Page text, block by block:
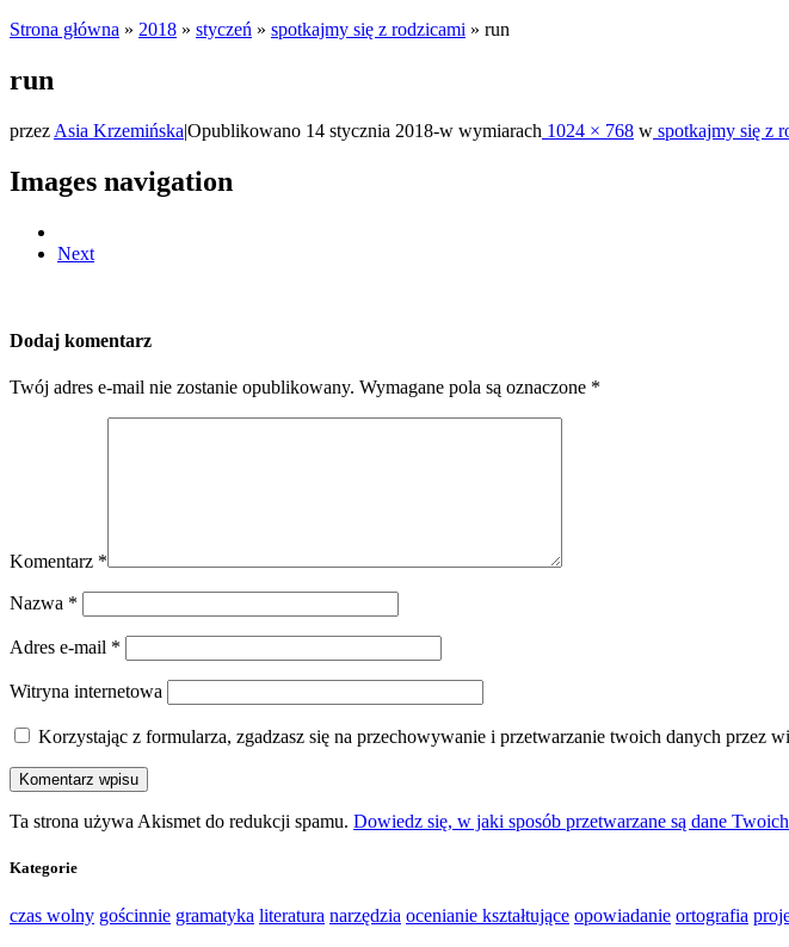
Strona główna » 2018 » styczeń » spotkajmy się z rodzicami » run
run
przez Asia Krzemińska|Opublikowano 14 stycznia 2018-w wymiarach 1024 × 768 w spotkajmy się z
Images navigation
Next
Dodaj komentarz
Twój adres e-mail nie zostanie opublikowany. Wymagane pola są oznaczone *
Komentarz *
Nazwa *
Adres e-mail *
Witryna internetowa
Korzystając z formularza, zgadzasz się na przechowywanie i przetwarzanie twoich danych przez
Ta strona używa Akismet do redukcji spamu. Dowiedz się, w jaki sposób przetwarzane są dane
Kategorie
czas wolny gościnnie gramatyka literatura narzędzia ocenianie kształtujące opowiadanie ortografia